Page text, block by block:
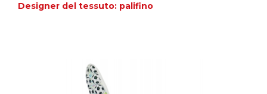
Designer del tessuto: palifino